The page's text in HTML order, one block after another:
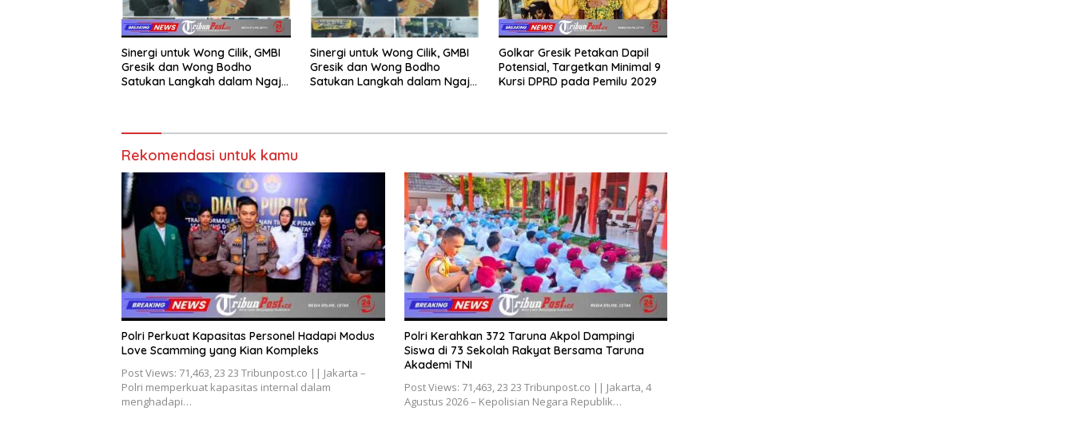
Sinergi untuk Wong Cilik, GMBI
Gresik dan Wong Bodho
Satukan Langkah dalam Ngaji
Sinergi untuk Wong Cilik, GMBI
Gresik dan Wong Bodho
Satukan Langkah dalam Ngaji
Golkar Gresik Petakan Dapil
Potensial, Targetkan Minimal 9
Kursi DPRD pada Pemilu 2029
Rekomendasi untuk kamu
Polri Perkuat Kapasitas Personel Hadapi Modus
Love Scamming yang Kian Kompleks
Post Views: 71,463, 23 23 Tribunpost.co || Jakarta –
Polri memperkuat kapasitas internal dalam
menghadapi…
Polri Kerahkan 372 Taruna Akpol Dampingi
Siswa di 73 Sekolah Rakyat Bersama Taruna
Akademi TNI
Post Views: 71,463, 23 23 Tribunpost.co || Jakarta, 4
Agustus 2026 – Kepolisian Negara Republik…